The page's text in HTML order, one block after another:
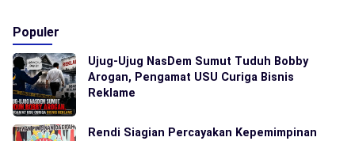
Populer
Ujug-Ujug NasDem Sumut Tuduh Bobby
Arogan, Pengamat USU Curiga Bisnis
Reklame
Rendi Siagian Percayakan Kepemimpinan